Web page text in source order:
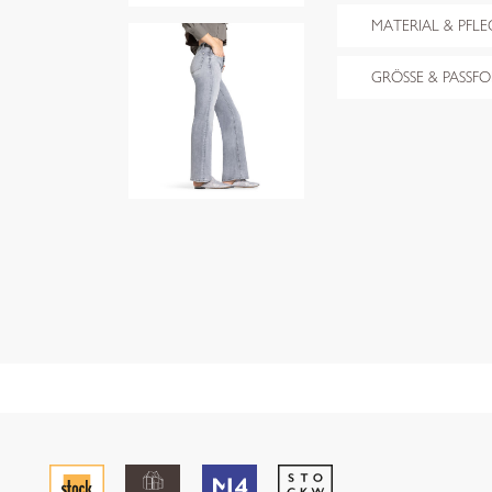
MATERIAL &
GRÖSSE &